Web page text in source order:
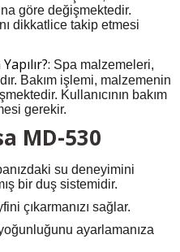
göre değişmektedir.
dikkatlice takip etmesi
Spa malzemeleri,
Bakım işlemi, malzemenin
Kullanıcının bakım
gerekir.
MD-530
su deneyimini
bir duş sistemidir.
çıkarmanızı sağlar.
ayarlamanıza